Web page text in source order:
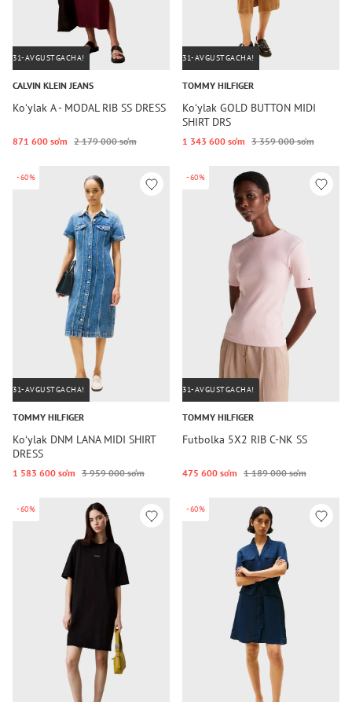
31-AVGUSTGACHA!
CALVIN KLEIN JEANS
Koʻylak A - MODAL RIB SS DRESS
871 600 so‘m 2 179 000 so‘m
31-AVGUSTGACHA!
TOMMY HILFIGER
Koʻylak GOLD BUTTON MIDI
SHIRT DRS
1 343 600 so‘m 3 359 000 so‘m
-60%
31-AVGUSTGACHA!
TOMMY HILFIGER
Koʻylak DNM LANA MIDI SHIRT
DRESS
1 583 600 so‘m 3 959 000 so‘m
-60%
31-AVGUSTGACHA!
TOMMY HILFIGER
Futbolka 5X2 RIB C-NK SS
475 600 so‘m 1 189 000 so‘m
-60% -60%